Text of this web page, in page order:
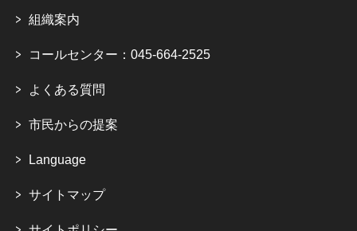
組織案内
コールセンター：045-664-2525
よくある質問
市民からの提案
Language
サイトマップ